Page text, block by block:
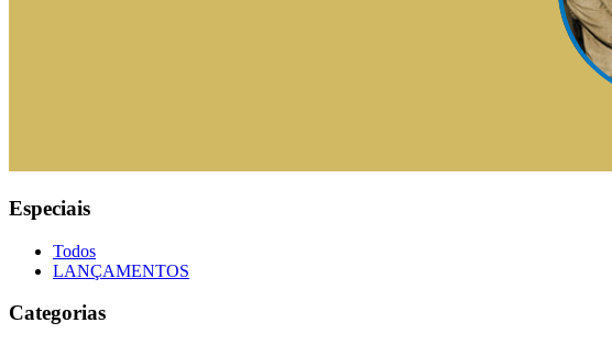
Especiais
Todos
LANÇAMENTOS
Categorias